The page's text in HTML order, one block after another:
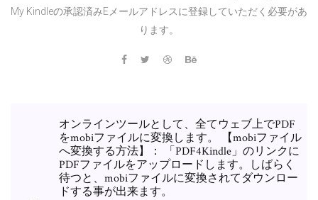
My Kindleの承認済みEメールアドレスに登録していただく必要があ
ります。
オンラインツールとして、全てウェブ上でPDF
をmobiファイルに変換します。 【mobiファイル
へ変換する方法】： 「PDF4Kindle」のリンクに
PDFファイルをアップロードします。しばらく
待つと、mobiファイルに変換されてダウンロー
ドする事が出来ます。